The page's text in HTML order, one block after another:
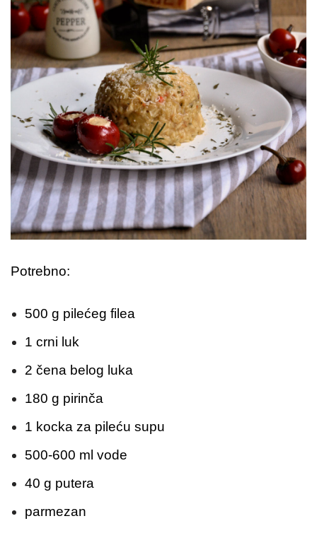
Potrebno:
500 g pilećeg filea
1 crni luk
2 čena belog luka
180 g pirinča
1 kocka za pileću supu
500-600 ml vode
40 g putera
parmezan